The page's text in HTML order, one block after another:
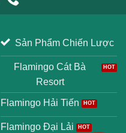
Sản Phẩm Chiến Lược
Flamingo Cát Bà
Resort
Flamingo Hải Tiến
Flamingo Đại Lải